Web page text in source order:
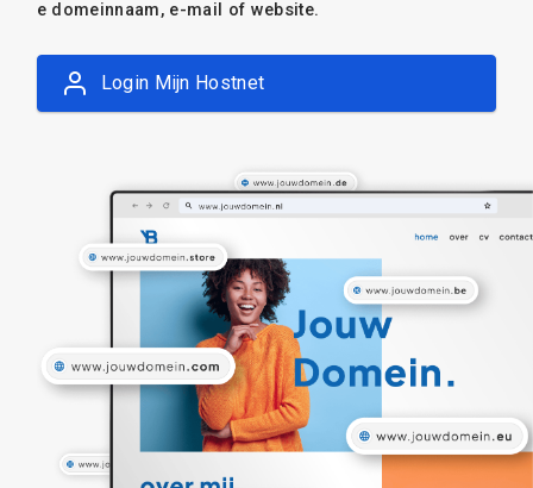
e domeinnaam, e-mail of website.
Login Mijn Hostnet